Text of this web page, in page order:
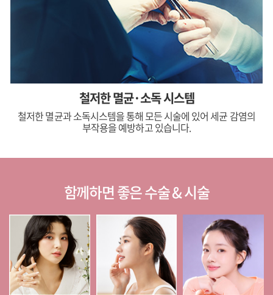
철저한 멸균·소독 시스템
철저한 멸균과 소독시스템을 통해 모든 시술에 있어 세균 감염의
부작용을 예방하고 있습니다.
함께하면 좋은 수술 & 시술